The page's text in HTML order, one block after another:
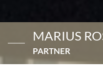
MARIUS
PARTNER